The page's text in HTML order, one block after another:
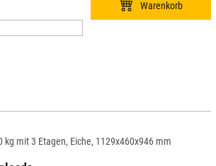
kg mit 3 Etagen, Eiche, 1129x460x946 mm